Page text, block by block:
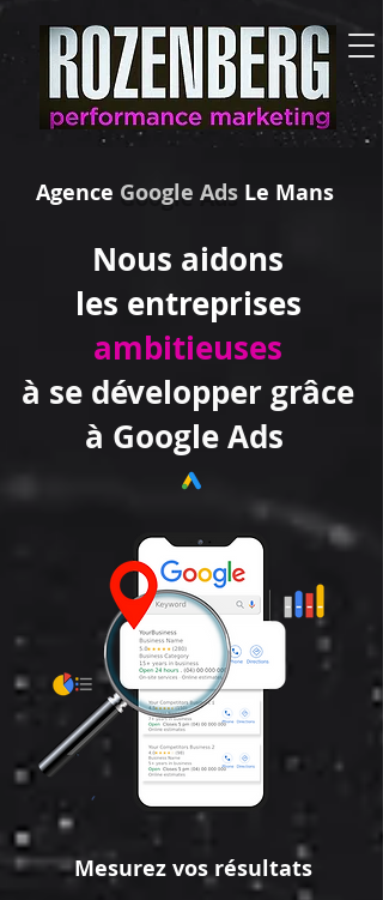
Agence Google Ads Le Mans
Nous aidons
les entreprises
ambitieuses
à se développer grâce
à Google Ads
Mesurez vos résultats